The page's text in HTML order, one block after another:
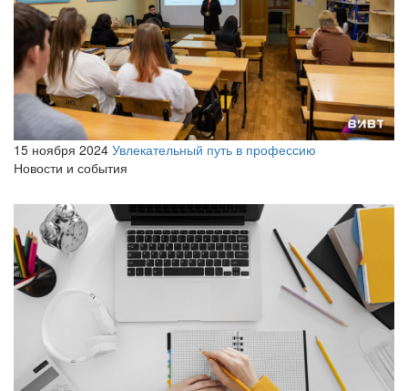
15 ноября 2024 Увлекательный путь в профессию
Новости и события